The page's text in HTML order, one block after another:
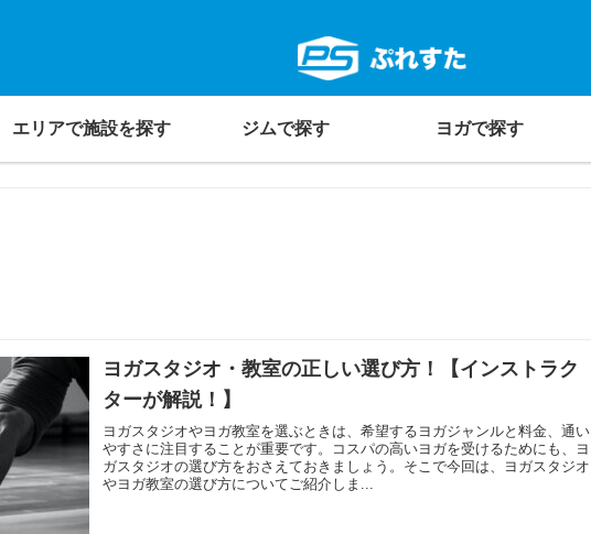
エリアで施設を探す ジムで探す ヨガで探す
ヨガスタジオ・教室の正しい選び方！【インストラク
ターが解説！】
ヨガスタジオやヨガ教室を選ぶときは、希望するヨガジャンルと料金、通い
やすさに注目することが重要です。コスパの高いヨガを受けるためにも、ヨ
ガスタジオの選び方をおさえておきましょう。そこで今回は、ヨガスタジオ
やヨガ教室の選び方についてご紹介しま...